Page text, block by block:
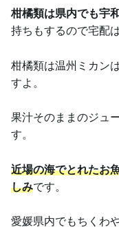
柑橘類は県内でも宇
持ちもするので宅配
柑橘類は温州ミカン
すよ。
果汁そのままのジュ
す。
近場の海でとれたお
しみです。
愛媛県内でもちくわ